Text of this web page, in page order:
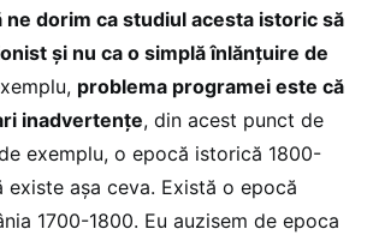
ne dorim ca studiul acesta istoric să
și nu ca o simplă înlănțuire de
problema programei este că
inadvertențe, din acest punct de
exemplu, o epocă istorică 1800-
existe așa ceva. Există o epocă
1700-1800. Eu auzisem de epoca